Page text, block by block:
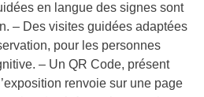
en langue des signes sont
– Des visites guidées adaptées
pour les personnes
– Un QR Code, présent
renvoie sur une page